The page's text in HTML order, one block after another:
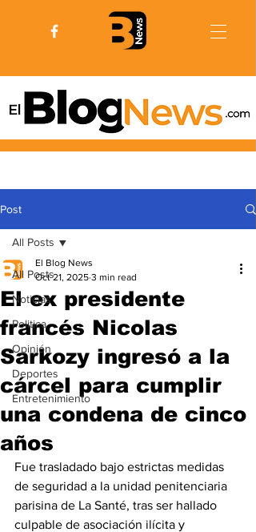
Post
All Posts
Noticias
Politica
Opinión
Deportes
Entretenimiento
All Posts
El ex presidente
francés Nicolas
Sarkozy ingresó a la
cárcel para cumplir
una condena de cinco
años
El Blog News
Oct 21, 2025 3 min read
Fue trasladado bajo estrictas medidas
de seguridad a la unidad penitenciaria
parisina de La Santé, tras ser hallado
culpable de asociación ilícita y